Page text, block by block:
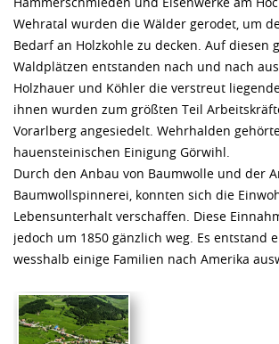
Wehratal wurden die Wälder gerodet, um
Bedarf an Holzkohle zu decken. Auf diesen
Waldplätzen entstanden nach und nach
Holzhauer und Köhler die verstreut
ihnen wurden zum größten Teil
Vorarlberg angesiedelt. Wehrhalden
hauensteinischen Einigung Görwihl.
Durch den Anbau von Baumwolle und der
Baumwollspinnerei, konnten sich die
Lebensunterhalt verschaffen. Diese
jedoch um 1850 gänzlich weg. Es entstand
wesshalb einige Familien nach Amerika